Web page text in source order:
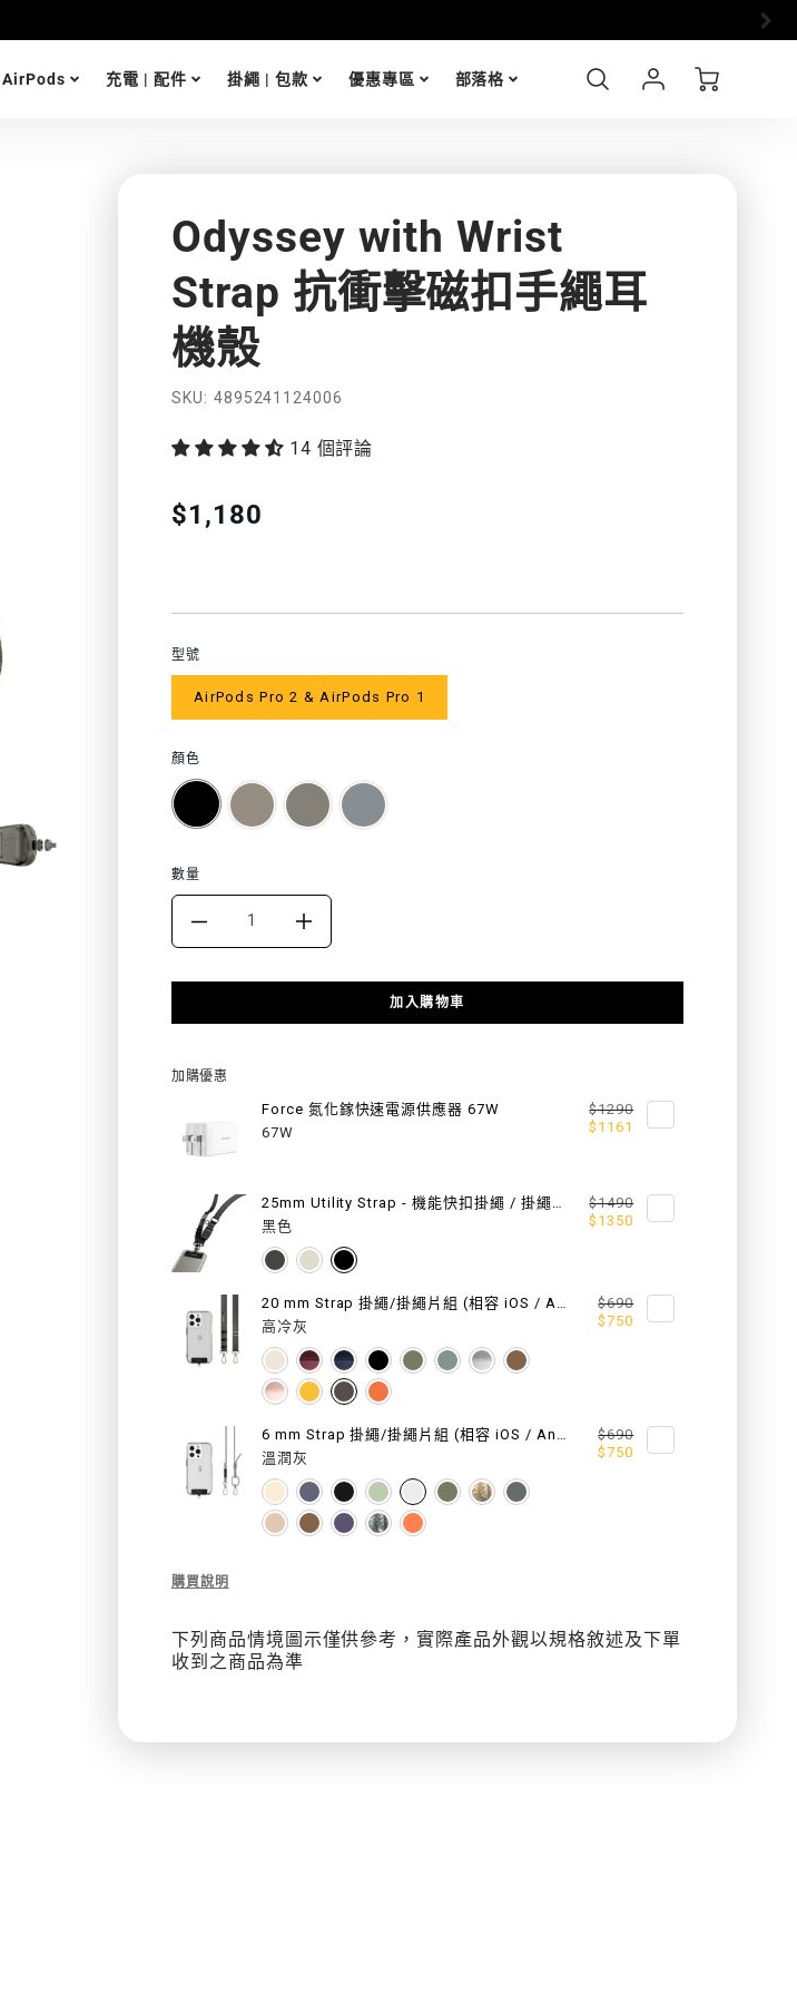
i17 全
AirPods 充電 | 配件 掛繩 | 包款 優惠專區 部落格
Login
Odyssey with Wrist
Strap 抗衝擊磁扣手繩耳
機殼
功
能
特
SKU 4895241124006
14 個評論
Translation
missing:
$1,180
型號
AirPods Pro 2 & AirPods Pro 1
顏色
數量
DECREASE
QUANTITY
FOR
ODYSSEY
WITH
WRIST
STRAP
抗
衝
擊
磁
手
繩
殼
INCREASE
QUANTITY
FOR
WITH
STRAP
衝
擊
磁
扣
手
繩
耳
加入購物車
加購優惠
Force 氮化鎵快速電源供應器 67W
67W
$1290
$1161
25mm Utility Strap - 機能快扣掛繩 / 掛繩片組
黑色
$1490
$1350
20 mm Strap 掛繩/掛繩片組 (相容 iOS / Android 手機殼)
高冷灰
$690
$750
6 mm Strap 掛繩/掛繩片組 (相容 iOS / Android 手機殼)
溫潤灰
$690
$750
Description
Odyssey
with
Wrist
衝
購買說明
下列商品情境圖示僅供參考，實際產品外觀以規格敘述及下單
收到之商品為準